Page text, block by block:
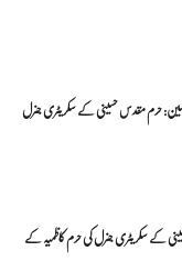
حرم مقدس حسینی کے سکریٹری جنرل
کے سکریٹری جنرل کی حرم کاظمیہ کے